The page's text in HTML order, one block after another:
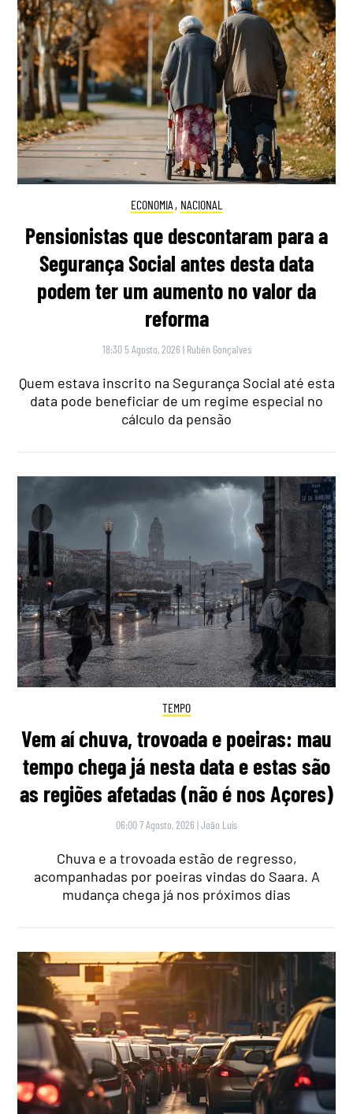
ECONOMIA , NACIONAL
Pensionistas que descontaram para a
Segurança Social antes desta data
podem ter um aumento no valor da
reforma
18:30 5 Agosto, 2026 | Rubén Gonçalves
Quem estava inscrito na Segurança Social até esta
data pode beneficiar de um regime especial no
cálculo da pensão
TEMPO
Vem aí chuva, trovoada e poeiras: mau
tempo chega já nesta data e estas são
as regiões afetadas (não é nos Açores)
06:00 7 Agosto, 2026 |João Luís
Chuva e a trovoada estão de regresso,
acompanhadas por poeiras vindas do Saara. A
mudança chega já nos próximos dias